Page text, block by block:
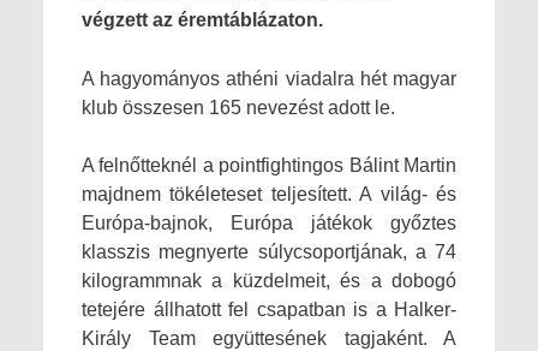
végzett az éremtáblázaton.
A hagyományos athéni viadalra hét magyar
klub összesen 165 nevezést adott le.
A felnőtteknél a pointfightingos Bálint Martin
majdnem tökéleteset teljesített. A világ- és
Európa-bajnok, Európa játékok győztes
klasszis megnyerte súlycsoportjának, a 74
kilogrammnak a küzdelmeit, és a dobogó
tetejére állhatott fel csapatban is a Halker-
Király Team együttesének tagjaként. A